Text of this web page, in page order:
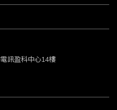
訊盈科中心14樓